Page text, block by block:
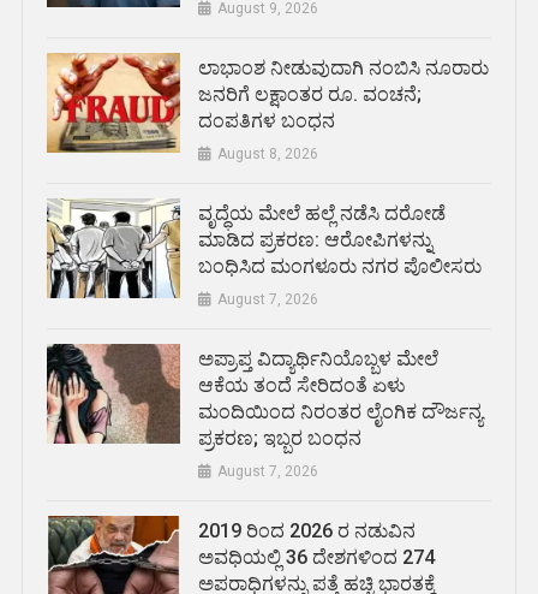
August 9, 2026
ಲಾಭಾಂಶ ನೀಡುವುದಾಗಿ ನಂಬಿಸಿ ನೂರಾರು
ಜನರಿಗೆ ಲಕ್ಷಾಂತರ ರೂ. ವಂಚನೆ;
ದಂಪತಿಗಳ ಬಂಧನ
August 8, 2026
ವೃದ್ಧೆಯ ಮೇಲೆ ಹಲ್ಲೆ ನಡೆಸಿ ದರೋಡೆ
ಮಾಡಿದ ಪ್ರಕರಣ: ಆರೋಪಿಗಳನ್ನು
ಬಂಧಿಸಿದ ಮಂಗಳೂರು ನಗರ ಪೊಲೀಸರು
August 7, 2026
ಅಪ್ರಾಪ್ತ ವಿದ್ಯಾರ್ಥಿನಿಯೊಬ್ಬಳ ಮೇಲೆ
ಆಕೆಯ ತಂದೆ ಸೇರಿದಂತೆ ಏಳು
ಮಂದಿಯಿಂದ ನಿರಂತರ ಲೈಂಗಿಕ ದೌರ್ಜನ್ಯ
ಪ್ರಕರಣ; ಇಬ್ಬರ ಬಂಧನ
August 7, 2026
2019 ರಿಂದ 2026 ರ ನಡುವಿನ
ಅವಧಿಯಲ್ಲಿ 36 ದೇಶಗಳಿಂದ 274
ಅಪರಾಧಿಗಳನ್ನು ಪತ್ತೆ ಹಚ್ಚಿ ಭಾರತಕ್ಕೆ